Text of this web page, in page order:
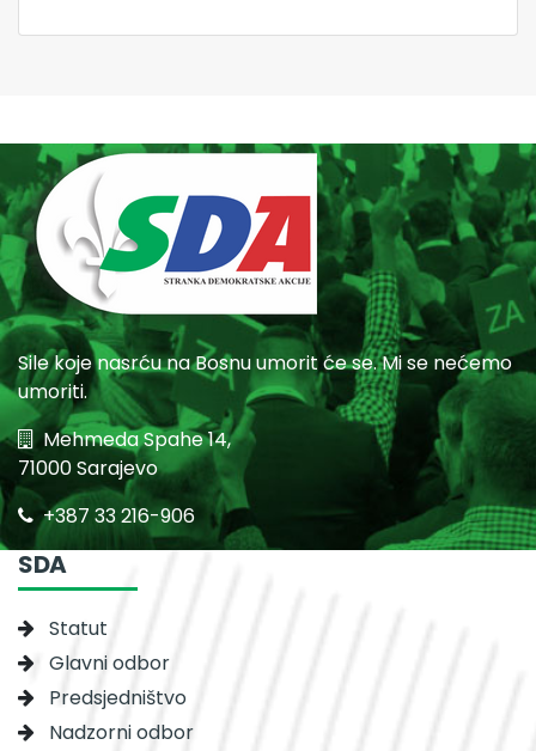
Sile koje nasrću na Bosnu umorit će se. Mi se nećemo
umoriti.
Mehmeda Spahe 14,
71000 Sarajevo
+387 33 216-906
SDA
Statut
Glavni odbor
Predsjedništvo
Nadzorni odbor